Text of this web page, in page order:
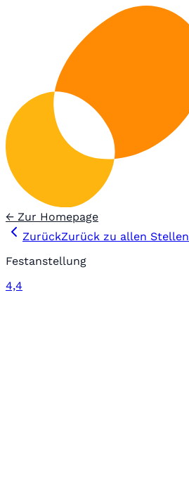
← Zur Homepage
ZurückZurück zu allen Stellen
Festanstellung
4,4